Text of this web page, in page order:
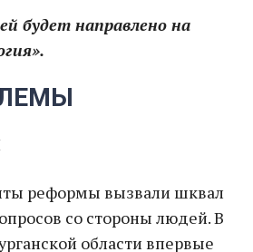
будет направлено на
реформы вызвали шквал
со стороны людей. В
области впервые